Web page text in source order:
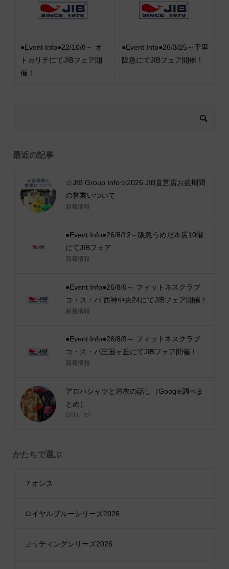
●Event Info●22/10/8～ オ
トカリテにてJIBフェア開
催！
●Event Info●26/3/25～千里
阪急にてJIBフェア開催！
最近の記事
☆JIB Group Info☆2026 JIB直営店お盆期間
の営業いついて
新着情報
●Event Info●26/8/12～阪急うめだ本店10階
にてJIBフェア
新着情報
●Event Info●26/8/9～ フィットネスクラブ
コ・ス・パ 西神中央24にてJIBフェア開催！
新着情報
●Event Info●26/8/9～ フィットネスクラブ
コ・ス・パ三国ヶ丘にてJIBフェア開催！
新着情報
アロハシャツと浴衣の話し（Google調べま
とめ）
OTHERS
かたちで選ぶ
７オンス
ロイヤルブルーシリーズ2026
ヨッティングシリーズ2026